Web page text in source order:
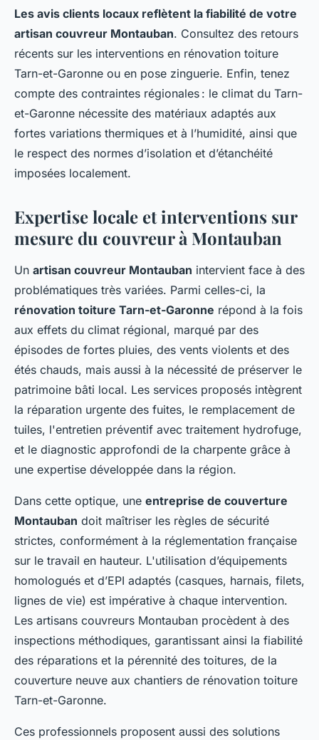
Les avis clients locaux reflètent la fiabilité de votre
artisan couvreur Montauban. Consultez des retours
récents sur les interventions en rénovation toiture
Tarn-et-Garonne ou en pose zinguerie. Enfin, tenez
compte des contraintes régionales : le climat du Tarn-
et-Garonne nécessite des matériaux adaptés aux
fortes variations thermiques et à l’humidité, ainsi que
le respect des normes d’isolation et d’étanchéité
imposées localement.
Expertise locale et interventions sur
mesure du couvreur à Montauban
Un artisan couvreur Montauban intervient face à des
problématiques très variées. Parmi celles-ci, la
rénovation toiture Tarn-et-Garonne répond à la fois
aux effets du climat régional, marqué par des
épisodes de fortes pluies, des vents violents et des
étés chauds, mais aussi à la nécessité de préserver le
patrimoine bâti local. Les services proposés intègrent
la réparation urgente des fuites, le remplacement de
tuiles, l'entretien préventif avec traitement hydrofuge,
et le diagnostic approfondi de la charpente grâce à
une expertise développée dans la région.
Dans cette optique, une entreprise de couverture
Montauban doit maîtriser les règles de sécurité
strictes, conformément à la réglementation française
sur le travail en hauteur. L'utilisation d’équipements
homologués et d’EPI adaptés (casques, harnais, filets,
lignes de vie) est impérative à chaque intervention.
Les artisans couvreurs Montauban procèdent à des
inspections méthodiques, garantissant ainsi la fiabilité
des réparations et la pérennité des toitures, de la
couverture neuve aux chantiers de rénovation toiture
Tarn-et-Garonne.
Ces professionnels proposent aussi des solutions